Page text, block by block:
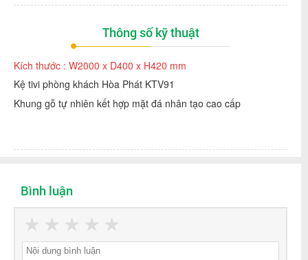
Thông số kỹ thuật
Kích thước : W2000 x D400 x H420 mm
Kệ tivi phòng khách Hòa Phát KTV91
Khung gỗ tự nhiên kết hợp mặt đá nhân tạo cao cấp
Bình luận
★
★
★
★
★